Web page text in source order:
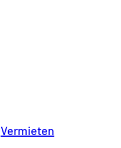
Vermieten